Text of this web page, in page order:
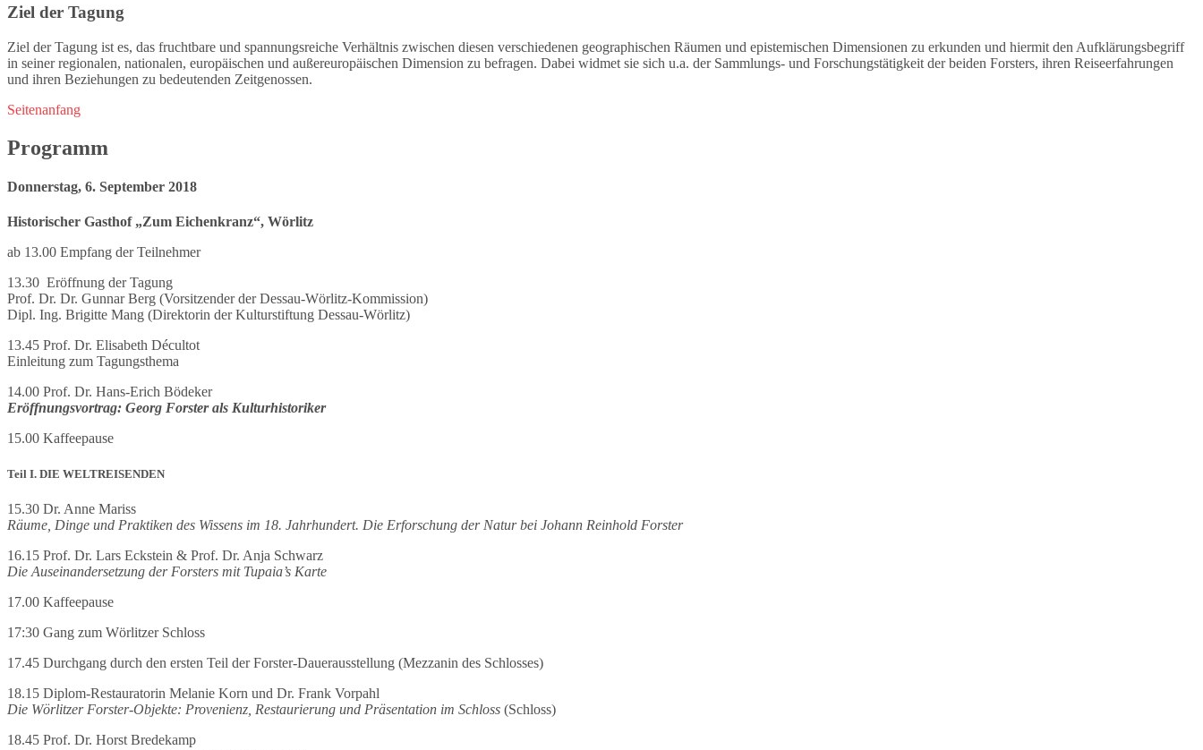
Ziel der Tagung
Ziel der Tagung ist es, das fruchtbare und spannungsreiche Verhältnis zwischen diesen verschiedenen geographischen Räumen und epistemischen Dimensionen zu erkunden und hiermit den Aufklärungsbegriff
in seiner regionalen, nationalen, europäischen und außereuropäischen Dimension zu befragen. Dabei widmet sie sich u.a. der Sammlungs- und Forschungstätigkeit der beiden Forsters, ihren Reiseerfahrungen
und ihren Beziehungen zu bedeutenden Zeitgenossen.
Seitenanfang
Programm
Donnerstag, 6. September 2018
Historischer Gasthof „Zum Eichenkranz“, Wörlitz
ab 13.00 Empfang der Teilnehmer
13.30 Eröffnung der Tagung
Prof. Dr. Dr. Gunnar Berg (Vorsitzender der Dessau-Wörlitz-Kommission)
Dipl. Ing. Brigitte Mang (Direktorin der Kulturstiftung Dessau-Wörlitz)
13.45 Prof. Dr. Elisabeth Décultot
Einleitung zum Tagungsthema
14.00 Prof. Dr. Hans-Erich Bödeker
Eröffnungsvortrag: Georg Forster als Kulturhistoriker
15.00 Kaffeepause
Teil I. DIE WELTREISENDEN
15.30 Dr. Anne Mariss
Räume, Dinge und Praktiken des Wissens im 18. Jahrhundert. Die Erforschung der Natur bei Johann Reinhold Forster
16.15 Prof. Dr. Lars Eckstein & Prof. Dr. Anja Schwarz
Die Auseinandersetzung der Forsters mit Tupaia’s Karte
17.00 Kaffeepause
17:30 Gang zum Wörlitzer Schloss
17.45 Durchgang durch den ersten Teil der Forster-Dauerausstellung (Mezzanin des Schlosses)
18.15 Diplom-Restauratorin Melanie Korn und Dr. Frank Vorpahl
Die Wörlitzer Forster-Objekte: Provenienz, Restaurierung und Präsentation im Schloss (Schloss)
18.45 Prof. Dr. Horst Bredekamp